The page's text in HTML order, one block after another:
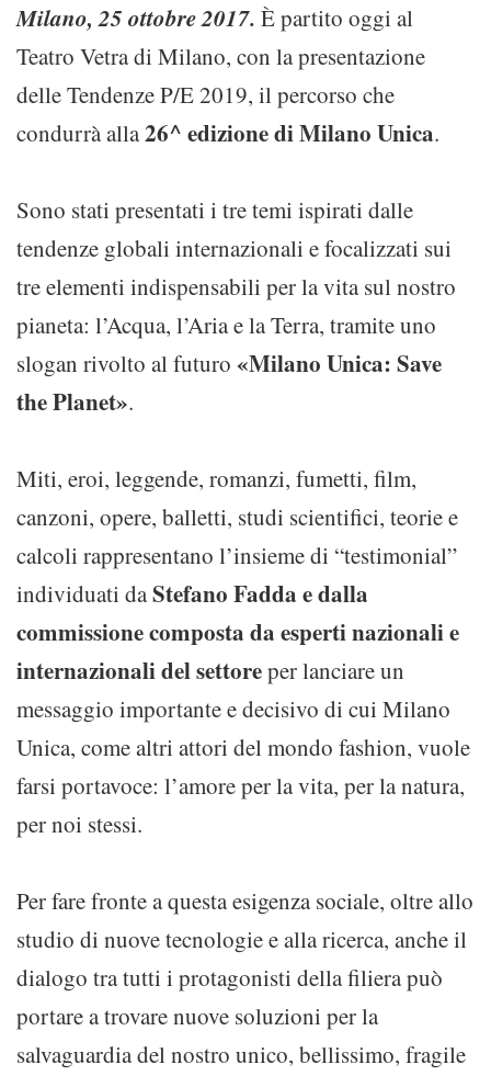
Milano, 25 ottobre 2017. È partito oggi al
Teatro Vetra di Milano, con la presentazione
delle Tendenze P/E 2019, il percorso che
condurrà alla26^ edizione di Milano Unica.
Sono stati presentati i tre temi ispirati dalle
tendenze globali internazionali e focalizzati sui
tre elementi indispensabili per la vita sul nostro
pianeta: l’Acqua, l’Aria e la Terra, tramite uno
slogan rivolto al futuro «Milano Unica: Save
the Planet».
Miti, eroi, leggende, romanzi, fumetti, film,
canzoni, opere, balletti, studi scientifici, teorie e
calcoli rappresentano l’insieme di “testimonial”
individuati daStefano Fadda e dalla
commissione composta da esperti nazionali e
internazionali del settoreper lanciare un
messaggio importante e decisivo di cui Milano
Unica, come altri attori del mondo fashion, vuole
farsi portavoce: l’amore per la vita, per la natura,
per noi stessi.
Per fare fronte a questa esigenza sociale, oltre allo
studio di nuove tecnologie e alla ricerca, anche il
dialogo tra tutti i protagonisti della filiera può
portare a trovare nuove soluzioni per la
salvaguardia del nostro unico, bellissimo, fragile